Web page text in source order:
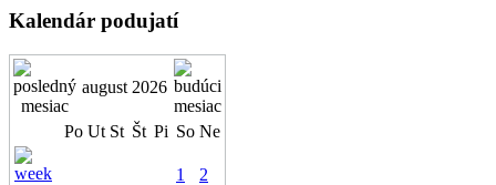
Kalendár podujatí
august 2026
Po Ut St Št Pi So Ne
1 2